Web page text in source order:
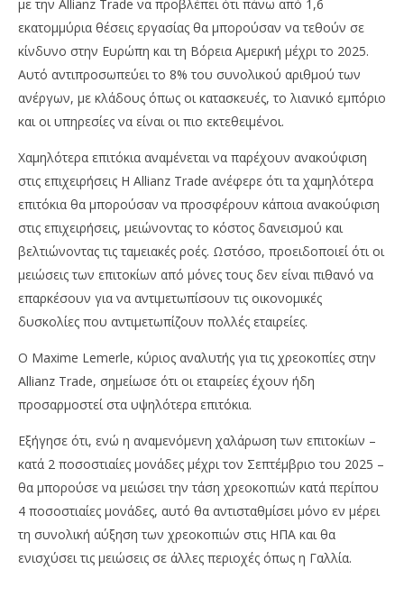
με την Allianz Trade να προβλέπει ότι πάνω από 1,6
εκατομμύρια θέσεις εργασίας θα μπορούσαν να τεθούν σε
κίνδυνο στην Ευρώπη και τη Βόρεια Αμερική μέχρι το 2025.
Αυτό αντιπροσωπεύει το 8% του συνολικού αριθμού των
ανέργων, με κλάδους όπως οι κατασκευές, το λιανικό εμπόριο
και οι υπηρεσίες να είναι οι πιο εκτεθειμένοι.
Χαμηλότερα επιτόκια αναμένεται να παρέχουν ανακούφιση
στις επιχειρήσεις Η Allianz Trade ανέφερε ότι τα χαμηλότερα
επιτόκια θα μπορούσαν να προσφέρουν κάποια ανακούφιση
στις επιχειρήσεις, μειώνοντας το κόστος δανεισμού και
βελτιώνοντας τις ταμειακές ροές. Ωστόσο, προειδοποιεί ότι οι
μειώσεις των επιτοκίων από μόνες τους δεν είναι πιθανό να
επαρκέσουν για να αντιμετωπίσουν τις οικονομικές
δυσκολίες που αντιμετωπίζουν πολλές εταιρείες.
Ο Maxime Lemerle, κύριος αναλυτής για τις χρεοκοπίες στην
Allianz Trade, σημείωσε ότι οι εταιρείες έχουν ήδη
προσαρμοστεί στα υψηλότερα επιτόκια.
Εξήγησε ότι, ενώ η αναμενόμενη χαλάρωση των επιτοκίων –
κατά 2 ποσοστιαίες μονάδες μέχρι τον Σεπτέμβριο του 2025 –
θα μπορούσε να μειώσει την τάση χρεοκοπιών κατά περίπου
4 ποσοστιαίες μονάδες, αυτό θα αντισταθμίσει μόνο εν μέρει
τη συνολική αύξηση των χρεοκοπιών στις ΗΠΑ και θα
ενισχύσει τις μειώσεις σε άλλες περιοχές όπως η Γαλλία.